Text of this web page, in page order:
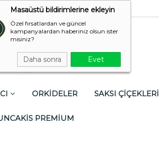
Masaüstü bildirimlerine ekleyin
Özel fırsatlardan ve güncel
kampanyalardan haberiniz olsun ister
misiniz?
Daha sonra Evet
ORKİDELER SAKSI ÇİÇEKLERİ
PREMİUM